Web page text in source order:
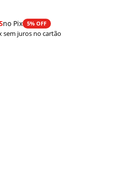
no Pix 5% OFF
sem juros no cartão